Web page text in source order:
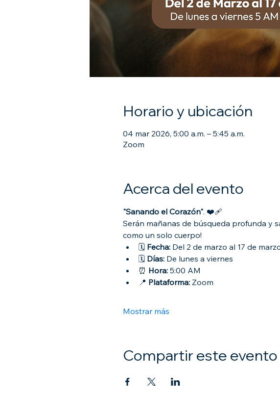
Horario y ubicación
04 mar 2026, 5:00 a.m. – 5:45 a.m.
Zoom
Acerca del evento
"Sanando el Corazón". ❤️‍🩹
Serán mañanas de búsqueda profunda y
como un solo cuerpo!
🗓 Fecha: Del 2 de marzo al 17 de
🗓 Días: De lunes a viernes
⏰ Hora: 5:00 AM
📍 Plataforma: Zoom
Mostrar más
Compartir este evento